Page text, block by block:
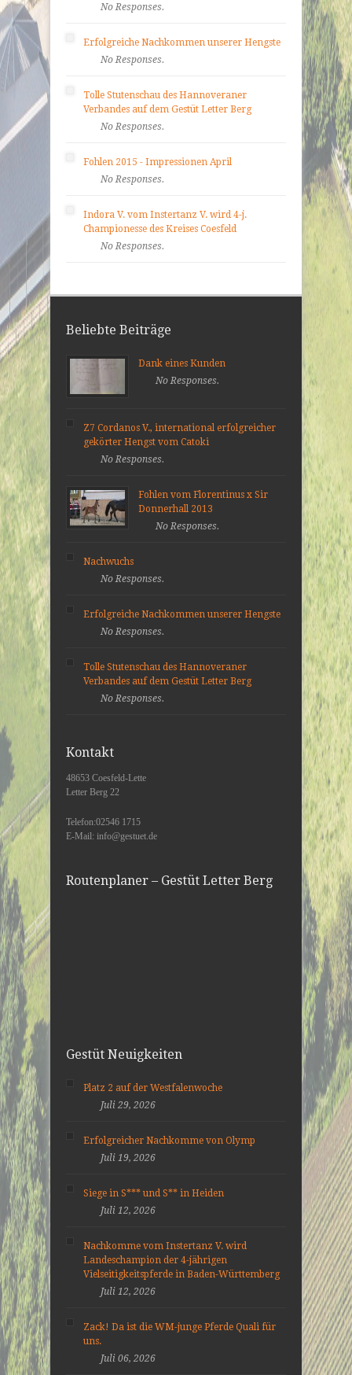
No Responses.
Erfolgreiche Nachkommen unserer Hengste
No Responses.
Tolle Stutenschau des Hannoveraner
Verbandes auf dem Gestüt Letter Berg
No Responses.
Fohlen 2015 - Impressionen April
No Responses.
Indora V. vom Instertanz V. wird 4-j.
Championesse des Kreises Coesfeld
No Responses.
Beliebte Beiträge
Dank eines Kunden
No Responses.
Z7 Cordanos V., international erfolgreicher
gekörter Hengst vom Catoki
No Responses.
Fohlen vom Florentinus x Sir
Donnerhall 2013
No Responses.
Nachwuchs
No Responses.
Erfolgreiche Nachkommen unserer Hengste
No Responses.
Tolle Stutenschau des Hannoveraner
Verbandes auf dem Gestüt Letter Berg
No Responses.
Kontakt
48653 Coesfeld-Lette
Letter Berg 22
Telefon:02546 1715
E-Mail: info@gestuet.de
Routenplaner – Gestüt Letter Berg
Gestüt Neuigkeiten
Platz 2 auf der Westfalenwoche
Juli 29, 2026
Erfolgreicher Nachkomme von Olymp
Juli 19, 2026
Siege in S*** und S** in Heiden
Juli 12, 2026
Nachkomme vom Instertanz V. wird
Landeschampion der 4-jährigen
Vielseitigkeitspferde in Baden-Württemberg
Juli 12, 2026
Zack! Da ist die WM-junge Pferde Quali für
uns.
Juli 06, 2026